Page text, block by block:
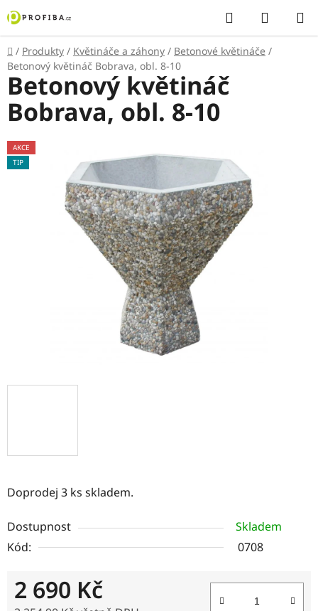
Přejít
na
obsah
Hledat
KOŠÍK
Domů
/ Produkty / Květináče a záhony / Betonové květináče /
Betonový květináč Bobrava, obl. 8-10
Doprodej 3 ks skladem.
Dostupnost
Skladem
Kód:
0708
2 690 Kč
Betonový květináč
Bobrava, obl. 8-10
AKCE
TIP